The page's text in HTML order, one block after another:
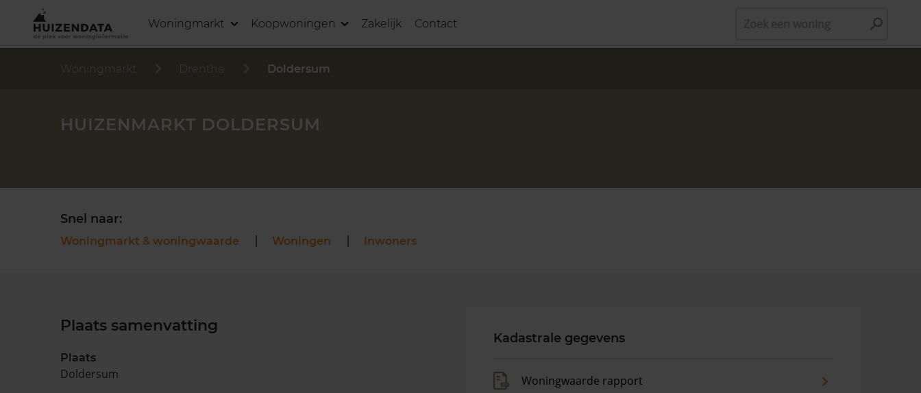
Woningmarkt Koopwoningen Zakelijk Contact
Woningmarkt Drenthe Doldersum
HUIZENMARKT DOLDERSUM
Snel naar:
Woningmarkt & woningwaarde Woningen Inwoners
Plaats samenvatting
Plaats
Doldersum
Kadastrale gegevens
Woningwaarde rapport